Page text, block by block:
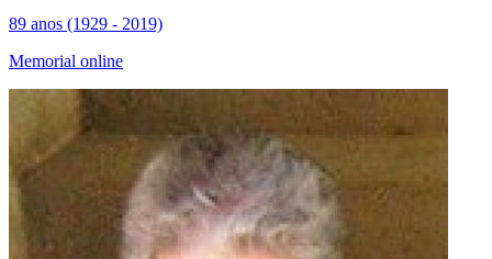
89 anos (1929 - 2019)
Memorial online